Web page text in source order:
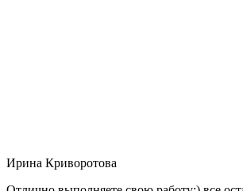
Ирина Криворотова